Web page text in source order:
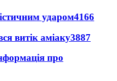
ударом4166
витік аміаку3887
про